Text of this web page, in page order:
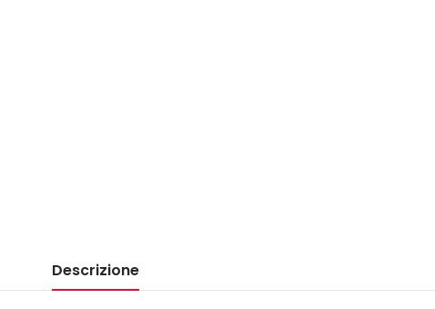
Descrizione